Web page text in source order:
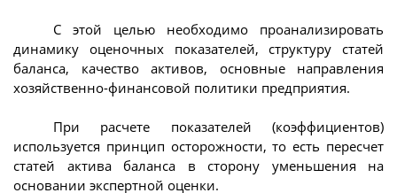
С этой целью необходимо проанализировать
динамику оценочных показателей, структуру статей
баланса, качество активов, основные направления
хозяйственно-финансовой политики предприятия.
При расчете показателей (коэффициентов)
используется принцип осторожности, то есть пересчет
статей актива баланса в сторону уменьшения на
основании экспертной оценки.